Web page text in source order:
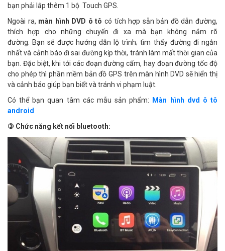
bạn phải lắp thêm 1 bộ Touch GPS.
Ngoài ra, màn hình DVD ô tô có tích hợp sẵn bản đồ dẫn đường,
thích hợp cho những chuyến đi xa mà bạn không nắm rõ
đường. Bạn sẽ được hướng dẫn lộ trình; tìm thấy đường đi ngắn
nhất và cảnh báo đi sai đường kịp thời, tránh làm mất thời gian của
bạn. Đặc biệt, khi tới các đoạn đường cấm, hay đoạn đường tốc độ
cho phép thì phần mềm bản đồ GPS trên màn hình DVD sẽ hiển thị
và cảnh báo giúp bạn biết và tránh vi phạm luật.
Có thể bạn quan tâm các mẫu sản phẩm:
Màn hình dvd ô tô
android
③ Chức năng kết nối bluetooth: